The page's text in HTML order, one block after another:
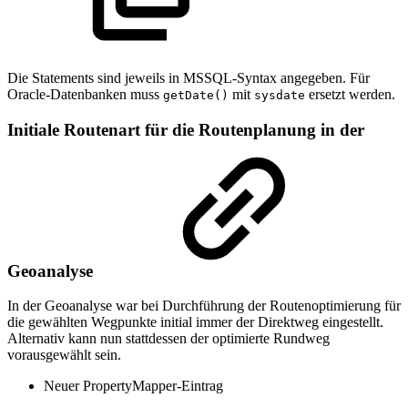
Die Statements sind jeweils in MSSQL-Syntax angegeben. Für
Oracle-Datenbanken muss getDate() mit sysdate ersetzt werden.
Initiale Routenart für die Routenplanung in der
Geoanalyse
In der Geoanalyse war bei Durchführung der Routenoptimierung für
die gewählten Wegpunkte initial immer der Direktweg eingestellt.
Alternativ kann nun stattdessen der optimierte Rundweg
vorausgewählt sein.
Neuer PropertyMapper-Eintrag